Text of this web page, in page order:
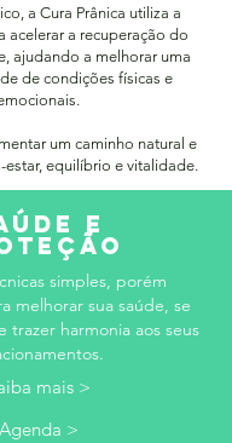
a Cura Prânica utiliza a
acelerar a recuperação do
ajudando a melhorar uma
de condições físicas e
um caminho natural e
estar, equilíbrio e vitalidade.
E
simples, porém
melhorar sua saúde, se
trazer harmonia aos seus
mais >
Agenda >